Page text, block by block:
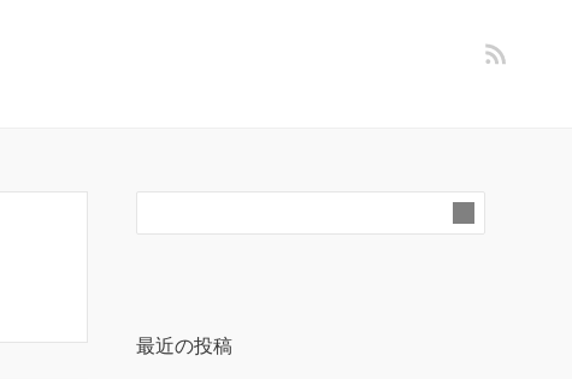
最近の投稿